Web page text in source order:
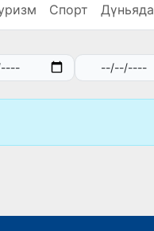
Спорт Дүньяда